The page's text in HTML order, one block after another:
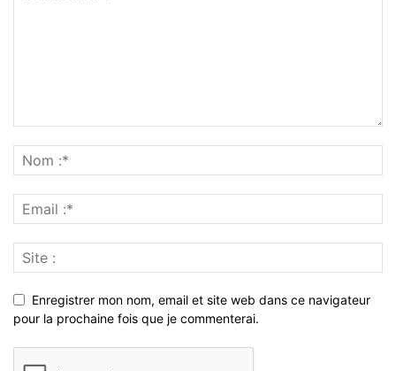
Enregistrer mon nom, email et site web dans ce navigateur
pour la prochaine fois que je commenterai.